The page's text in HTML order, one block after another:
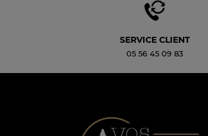
SERVICE CLIENT
05 56 45 09 83